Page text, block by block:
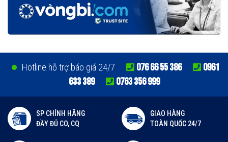
Hotline hỗ trợ báo giá 24/7 076 66 55 386
0961
633 389
0763 356 999
SP CHÍNH HÃNG
ĐẦY ĐỦ CO, CQ
GIAO HÀNG
TOÀN QUỐC 24/7